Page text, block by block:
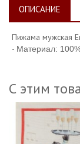
ОПИСАНИЕ
Пижама мужская
- Материал:
С этим